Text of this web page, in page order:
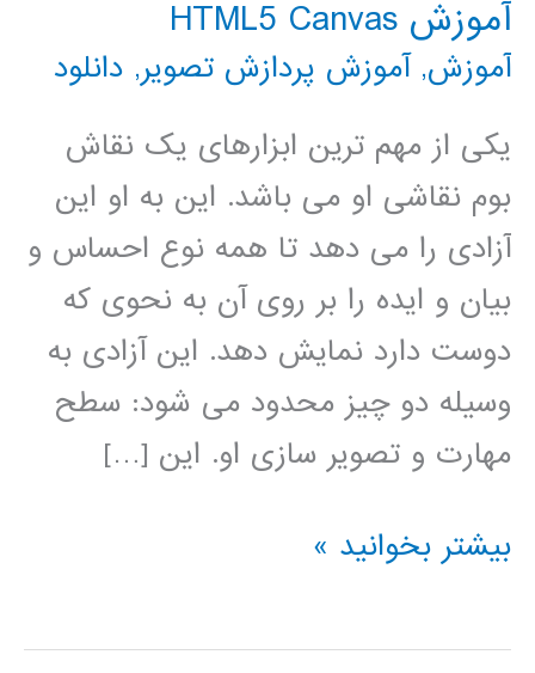
آموزش HTML5 Canvas
آموزش,آموزش پردازش تصویر, دانلود
یکی از مهم ترین ابزارهای یک نقاش
بوم نقاشی او می باشد. این به او این
آزادی را می دهد تا همه نوع احساس و
بیان و ایده را بر روی آن به نحوی که
دوست دارد نمایش دهد. این آزادی به
وسیله دو چیز محدود می شود: سطح
مهارت و تصویر سازی او. این […]
آموزش
Canvas
بیشتر بخوانید »